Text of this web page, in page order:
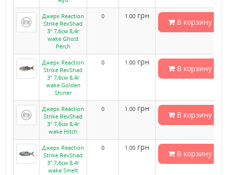
Джерк Reaction
Strike RevShad
3" 7,6см 8,4г
wake Ghost
Perch
0 1.00 грн
В корзину
Джерк Reaction
Strike RevShad
3" 7,6см 8,4г
wake Golden
Shiner
0 1.00 грн
В корзину
Джерк Reaction
Strike RevShad
3" 7,6см 8,4г
wake Hitch
0 1.00 грн
В корзину
Джерк Reaction
Strike RevShad
3" 7,6см 8,4г
wake Smelt
0 1.00 грн
В корзину